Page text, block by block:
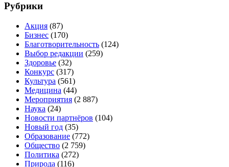
Рубрики
Акция (87)
Бизнес (170)
Благотворительность (124)
Выбор редакции (259)
Здоровье (32)
Конкурс (317)
Культура (561)
Медицина (44)
Мероприятия (2 887)
Наука (24)
Новости партнёров (104)
Новый год (35)
Образование (772)
Общество (2 759)
Политика (272)
Природа (116)